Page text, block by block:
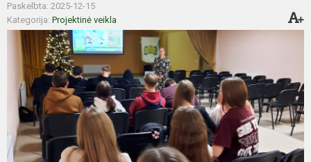
Paskelbta: 2025-12-15
Kategorija: Projektinė veikla